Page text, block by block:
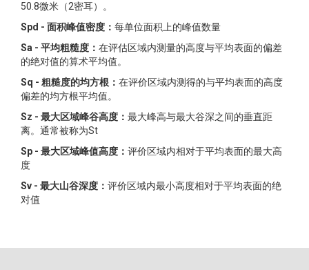
50.8微米（2密耳）。
Spd - 面积峰值密度： 每单位面积上的峰值数量
Sa - 平均粗糙度： 在评估区域内测量的高度与平均表面的偏差
的绝对值的算术平均值。
Sq - 粗糙度的均方根： 在评价区域内测得的与平均表面的高度
偏差的均方根平均值。
Sz - 最大区域峰谷高度： 最大峰高与最大谷深之间的垂直距
离。通常被称为St
Sp - 最大区域峰值高度： 评价区域内相对于平均表面的最大高
度
Sv - 最大山谷深度： 评价区域内最小高度相对于平均表面的绝
对值